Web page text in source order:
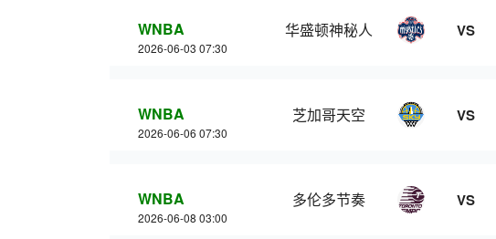
WNBA
2026-06-03 07:30
华盛顿神秘人 VS
WNBA
2026-06-06 07:30
芝加哥天空 VS
WNBA
2026-06-08 03:00
多伦多节奏 VS